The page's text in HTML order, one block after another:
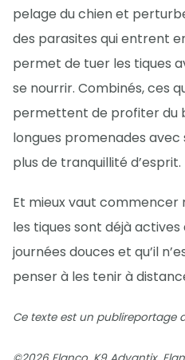
pelage du chien et
des parasites qui entrent
permet de tuer les tiques
se nourrir. Combinés, ces
permettent de profiter du
longues promenades avec
plus de tranquillité d’esprit.
Et mieux vaut
les tiques sont déjà
journées douces et qu’il
penser à les tenir à
Ce texte est un publireportage